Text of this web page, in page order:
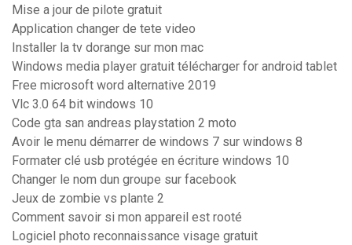
Mise a jour de pilote gratuit
Application changer de tete video
Installer la tv dorange sur mon mac
Windows media player gratuit télécharger for android tablet
Free microsoft word alternative 2019
Vlc 3.0 64 bit windows 10
Code gta san andreas playstation 2 moto
Avoir le menu démarrer de windows 7 sur windows 8
Formater clé usb protégée en écriture windows 10
Changer le nom dun groupe sur facebook
Jeux de zombie vs plante 2
Comment savoir si mon appareil est rooté
Logiciel photo reconnaissance visage gratuit